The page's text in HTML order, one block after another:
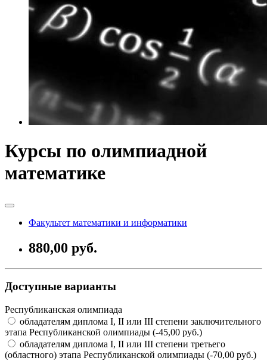
Курсы по олимпиадной
математике
Факультет математики и информатики
880,00 руб.
Доступные варианты
Республиканская олимпиада
обладателям диплома I, II или III степени заключительного
этапа Республиканской олимпиады (-45,00 руб.)
обладателям диплома I, II или III степени третьего
(областного) этапа Республиканской олимпиады (-70,00 руб.)